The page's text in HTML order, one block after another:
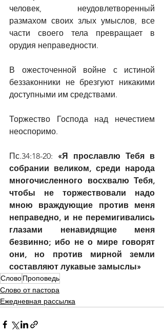
человек, неудовлетворенный
размахом своих злых умыслов, все
части своего тела превращает в
орудия неправедности.
В ожесточенной войне с истиной
беззаконники не брезгуют никакими
доступными им средствами.
Торжество Господа над нечестием
неоспоримо.
Пс.34:18-20: «Я прославлю Тебя в
собрании великом, среди народа
многочисленного восхвалю Тебя,
чтобы не торжествовали надо
мною враждующие против меня
неправедно, и не перемигивались
глазами ненавидящие меня
безвинно; ибо не о мире говорят
они, но против мирной земли
составляют лукавые замыслы»
СловоПроповедь
Слово от пастора
Ежедневная рассылка